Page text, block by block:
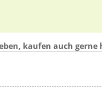
kaufen auch gerne